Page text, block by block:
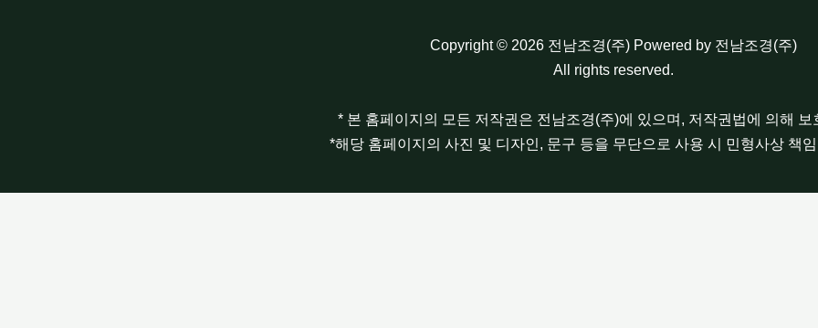
Copyright © 2026 전남조경(주) Powered by 전남조경(주)
All rights reserved.
* 본 홈페이지의 모든 저작권은 전남조경(주)에 있으며, 저작권법에 의해 보
*해당 홈페이지의 사진 및 디자인, 문구 등을 무단으로 사용 시 민형사상 책